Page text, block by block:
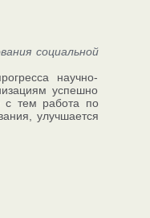
социальной
научно-
успешно
с тем работа по
улучшается